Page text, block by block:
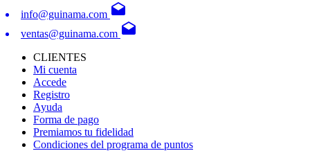
info@guinama.com drafts
ventas@guinama.com drafts
CLIENTES
Mi cuenta
Accede
Registro
Ayuda
Forma de pago
Premiamos tu fidelidad
Condiciones del programa de puntos